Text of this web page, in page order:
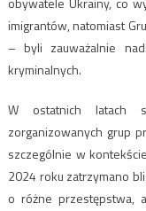
imigrantów, natomiast
– byli zauważalnie
kryminalnych.
W ostatnich latach
zorganizowanych grup
szczególnie w
2024 roku zatrzymano
o różne przestępstwa,